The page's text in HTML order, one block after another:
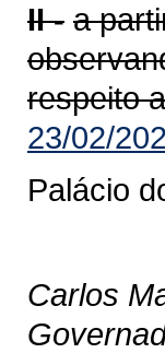
II - a
respeito
23/02/
Palácio
Carlos